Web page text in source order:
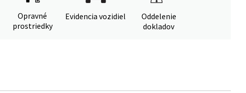
Opravné
prostriedky
Evidencia vozidiel
Oddelenie
dokladov